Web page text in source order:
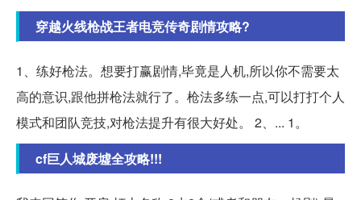
穿越火线枪战王者电竞传奇剧情攻略?
1、练好枪法。想要打赢剧情,毕竟是人机,所以你不需要太
高的意识,跟他拼枪法就行了。枪法多练一点,可以打打个人
模式和团队竞技,对枪法提升有很大好处。 2、... 1。
cf巨人城废墟全攻略!!!